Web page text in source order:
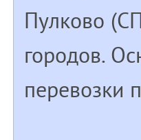
Пулково
городов.
перевозки